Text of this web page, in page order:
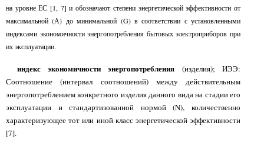
на уровне ЕС [1, 7] и обозначают степени энергетической эффективности от
максимальной (А) до минимальной (G) в соответствии с установленными
индексами экономичности энергопотребления бытовых электроприборов при
их эксплуатации.
индекс экономичности энергопотребления (изделия); ИЭЭ:
Соотношение (интервал соотношений) между действительным
энергопотреблением конкретного изделия данного вида на стадии его
эксплуатации и стандартизованной нормой(N), количественно
характеризующее тот или иной класс энергетической эффективности
[7].